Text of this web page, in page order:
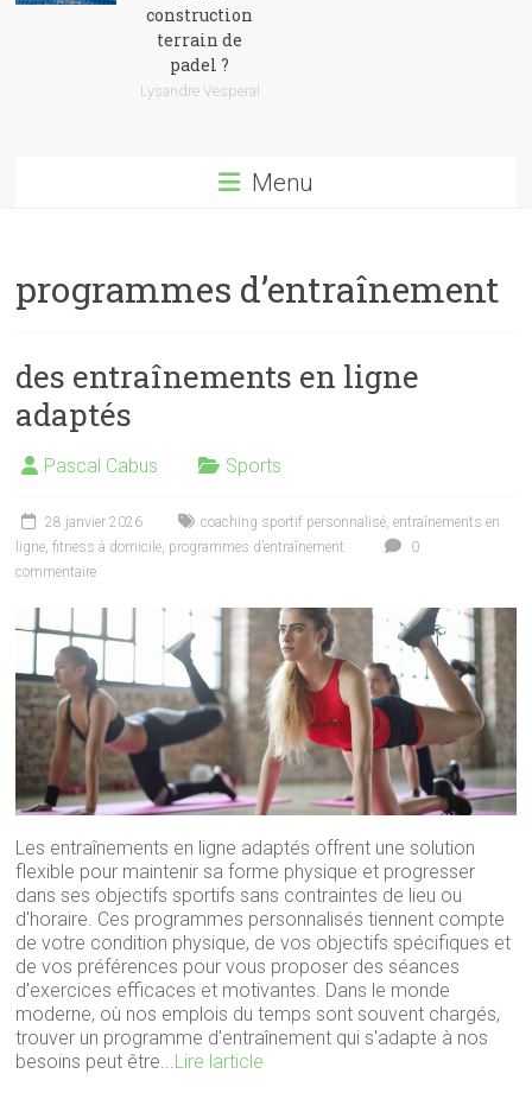
construction
terrain de
padel ?
Lysandre Vesperal
Menu
programmes d’entraînement
des entraînements en ligne
adaptés
Pascal Cabus Sports
28 janvier 2026 coaching sportif personnalisé,entraînements en
ligne,fitness à domicile, programmes d’entraînement
0
commentaire
Les entraînements en ligne adaptés offrent une solution
flexible pour maintenir sa forme physique et progresser
dans ses objectifs sportifs sans contraintes de lieu ou
d'horaire. Ces programmes personnalisés tiennent compte
de votre condition physique, de vos objectifs spécifiques et
de vos préférences pour vous proposer des séances
d'exercices efficaces et motivantes. Dans le monde
moderne, où nos emplois du temps sont souvent chargés,
trouver un programme d'entraînement qui s'adapte à nos
besoins peut être...Lire larticle